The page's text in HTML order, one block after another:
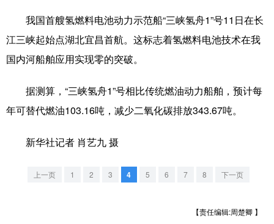
文化产业
山东 河南 湖北 湖南
我国首艘氢燃料电池动力示范船“三峡氢舟1”号11日在长
江三峡起始点湖北宜昌首航。这标志着氢燃料电池技术在我
国内河船舶应用实现零的突破。
据测算，“三峡氢舟1”号相比传统燃油动力船舶，预计每
年可替代燃油103.16吨，减少二氧化碳排放343.67吨。
新华社记者 肖艺九 摄
上一页 1 2 3 4 5 6 7 8 下一页
【责任编辑:周楚卿 】